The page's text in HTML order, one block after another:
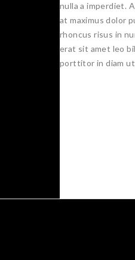
nulla a imperdiet.
at maximus dolor
rhoncus risus in
erat sit amet leo
porttitor in diam